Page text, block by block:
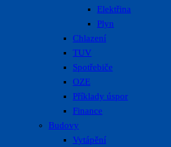
Elektřina
Plyn
Chlazení
TUV
Spotřebiče
OZE
Příklady úspor
Finance
Budovy
Vytápění